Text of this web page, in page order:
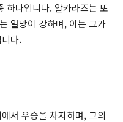
하나입니다. 알카라즈는 또
열망이 강하며, 이는 그가
다.
서 우승을 차지하며, 그의